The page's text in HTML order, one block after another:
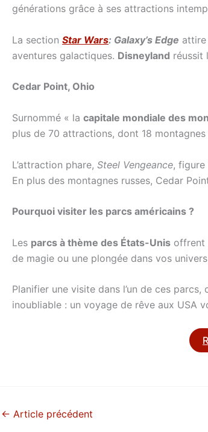
générations grâce à ses attractions
La section Star Wars: Galaxy’s Edge
aventures galactiques. Disneyland réussit
Cedar Point, Ohio
Surnommé « la capitale mondiale des
plus de 70 attractions, dont 18
L’attraction phare, Steel Vengeance,
En plus des montagnes russes, Cedar
Pourquoi visiter les parcs américains ?
Les parcs à thème des États-Unis offrent
de magie ou une plongée dans vos
Planifier une visite dans l’un de ces
inoubliable : un voyage de rêve aux USA
← Article précédent